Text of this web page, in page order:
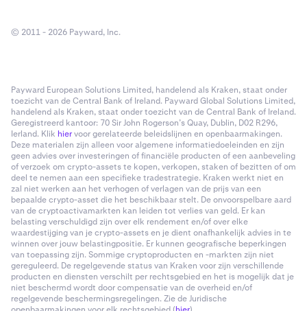
© 2011 - 2026 Payward, Inc.
Payward European Solutions Limited, handelend als Kraken, staat onder
toezicht van de Central Bank of Ireland. Payward Global Solutions Limited,
handelend als Kraken, staat onder toezicht van de Central Bank of Ireland.
Geregistreerd kantoor: 70 Sir John Rogerson’s Quay, Dublin, D02 R296,
Ierland. Klik hiervoor gerelateerde beleidslijnen en openbaarmakingen.
Deze materialen zijn alleen voor algemene informatiedoeleinden en zijn
geen advies over investeringen of financiële producten of een aanbeveling
of verzoek om crypto-assets te kopen, verkopen, staken of bezitten of om
deel te nemen aan een specifieke tradestrategie. Kraken werkt niet en
zal niet werken aan het verhogen of verlagen van de prijs van een
bepaalde crypto-asset die het beschikbaar stelt. De onvoorspelbare aard
van de cryptoactivamarkten kan leiden tot verlies van geld. Er kan
belasting verschuldigd zijn over elk rendement en/of over elke
waardestijging van je crypto-assets en je dient onafhankelijk advies in te
winnen over jouw belastingpositie. Er kunnen geografische beperkingen
van toepassing zijn. Sommige cryptoproducten en -markten zijn niet
gereguleerd. De regelgevende status van Kraken voor zijn verschillende
producten en diensten verschilt per rechtsgebied en het is mogelijk dat je
niet beschermd wordt door compensatie van de overheid en/of
regelgevende beschermingsregelingen. Zie de Juridische